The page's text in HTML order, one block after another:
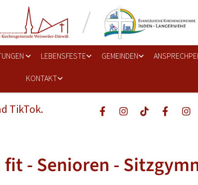
LEBENSFESTE GEMEINDEN
KONTAKT
TikTok.
- Senioren -